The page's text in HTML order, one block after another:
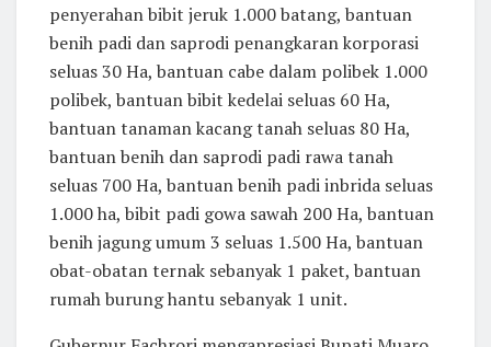
penyerahan bibit jeruk 1.000 batang, bantuan
benih padi dan saprodi penangkaran korporasi
seluas 30 Ha, bantuan cabe dalam polibek 1.000
polibek, bantuan bibit kedelai seluas 60 Ha,
bantuan tanaman kacang tanah seluas 80 Ha,
bantuan benih dan saprodi padi rawa tanah
seluas 700 Ha, bantuan benih padi inbrida seluas
1.000 ha, bibit padi gowa sawah 200 Ha, bantuan
benih jagung umum 3 seluas 1.500 Ha, bantuan
obat-obatan ternak sebanyak 1 paket, bantuan
rumah burung hantu sebanyak 1 unit.